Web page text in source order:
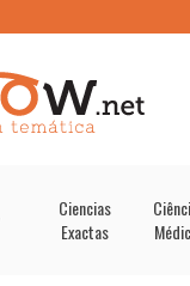
Ciencias
Exactas